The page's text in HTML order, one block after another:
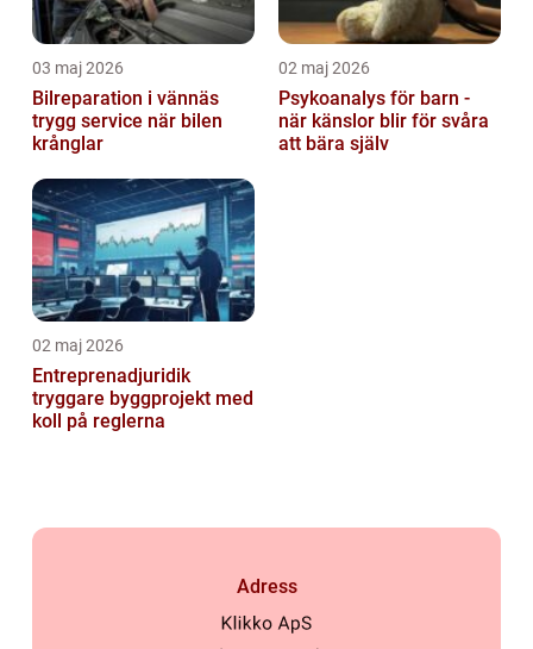
03 maj 2026
Bilreparation i vännäs
trygg service när bilen
krånglar
02 maj 2026
Psykoanalys för barn -
när känslor blir för svåra
att bära själv
02 maj 2026
Entreprenadjuridik
tryggare byggprojekt med
koll på reglerna
Adress